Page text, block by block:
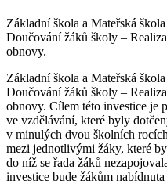
Základní škola a Mateřská
Doučování žáků školy –
obnovy.
Základní škola a Mateřská
Doučování žáků školy –
obnovy. Cílem této investice je
ve vzdělávání, které byly
v minulých dvou školních
mezi jednotlivými žáky, které
do níž se řada žáků
investice bude žákům